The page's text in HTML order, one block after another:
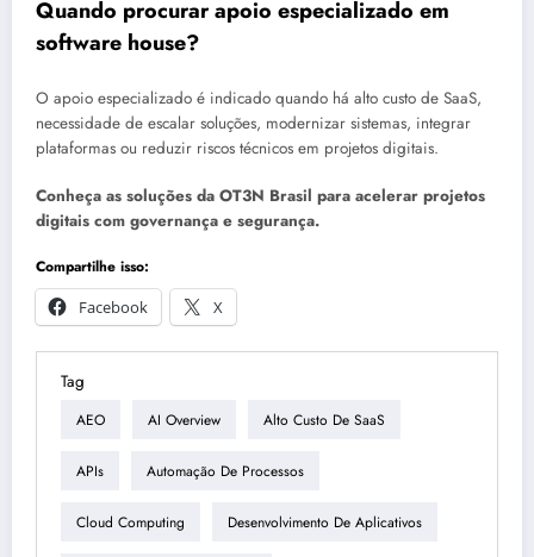
Quando procurar apoio especializado em
software house?
O apoio especializado é indicado quando há alto custo de SaaS,
necessidade de escalar soluções, modernizar sistemas, integrar
plataformas ou reduzir riscos técnicos em projetos digitais.
Conheça as soluções da OT3N Brasil para acelerar projetos
digitais com governança e segurança.
Compartilhe isso:
Facebook
X
Tag
AEO AI Overview Alto Custo De SaaS
APIs Automação De Processos
Cloud Computing Desenvolvimento De Aplicativos